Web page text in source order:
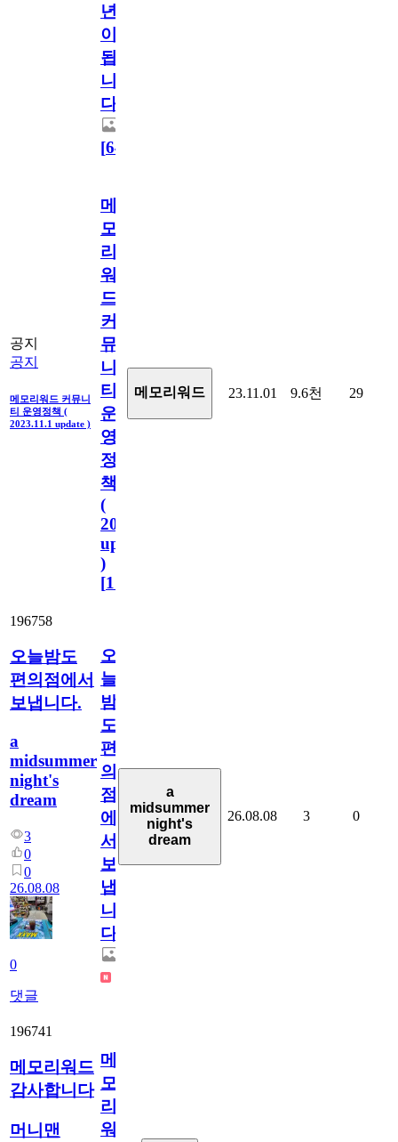
년
이
됩
니
다.
[64
공지
공지
메모리워드 커뮤니
티 운영정책 (
2023.11.1 update )
메
모
리
워
드
커
뮤
니
티
운
영
정
책
(
2023.11.1
update
)
[110
메모리워드 23.11.01 9.6천 29
196758
오늘밤도
편의점에서
보냅니다.
a
midsummer
night's
dream
3
0
0
26.08.08
0
댓글
오
늘
밤
도
편
의
점
에
서
보
냅
니
다.
a
midsummer
night's
dream
26.08.08 3 0
196741
메모리워드
감사합니다
머니맨
메
모
리
워